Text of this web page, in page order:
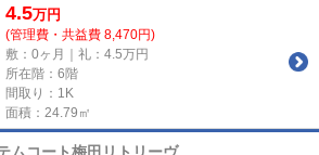
4.5万円
(管理費・共益費 8,470円)
敷：0ヶ月｜礼：4.5万円
所在階：6階
間取り：1K
面積：24.79㎡